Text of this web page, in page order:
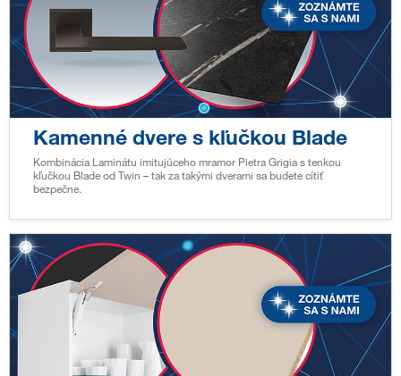
Kamenné dvere s kľučkou Blade
Kombinácia Laminátu imitujúceho mramor Pietra Grigia s tenkou
kľučkou Blade od Twin – tak za takými dverami sa budete cítiť
bezpečne.